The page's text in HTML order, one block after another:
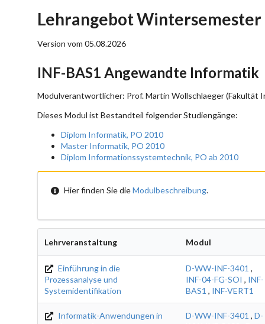
Lehrangebot Wintersemester
Version vom 05.08.2026
INF-BAS1 Angewandte Informatik
Modulverantwortlicher: Prof. Martin Wollschlaeger (Fakultät
Dieses Modul ist Bestandteil folgender Studiengänge:
Diplom Informatik, PO 2010
Master Informatik, PO 2010
Diplom Informationssystemtechnik, PO ab 2010
Hier finden Sie dieModulbeschreibung.
Lehrveranstaltung Modul
Einführung in die
Prozessanalyse und
Systemidentifikation
D-WW-INF-3401 ,
INF-04-FG-SOI , INF-
BAS1 , INF-VERT1
Informatik-Anwendungen in
D-WW-INF-3401 , D-